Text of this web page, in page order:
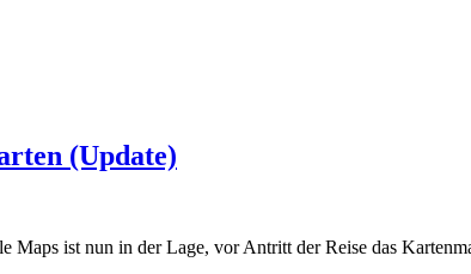
(Update)
ist nun in der Lage, vor Antritt der Reise das